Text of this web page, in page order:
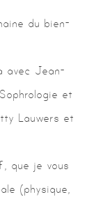
du bien-
avec Jean-
et
Lauwers et
que je vous
(physique,